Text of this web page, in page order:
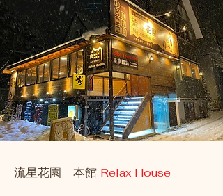
流星花園 本館 Relax House